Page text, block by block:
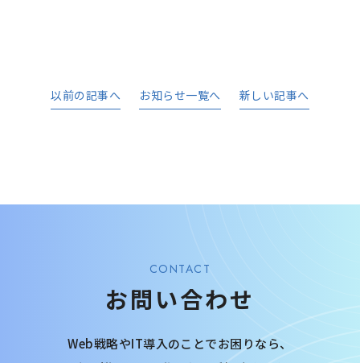
以前の記事へ お知らせ一覧へ 新しい記事へ
CONTACT
お問い合わせ
Web戦略やIT導入のことでお困りなら、